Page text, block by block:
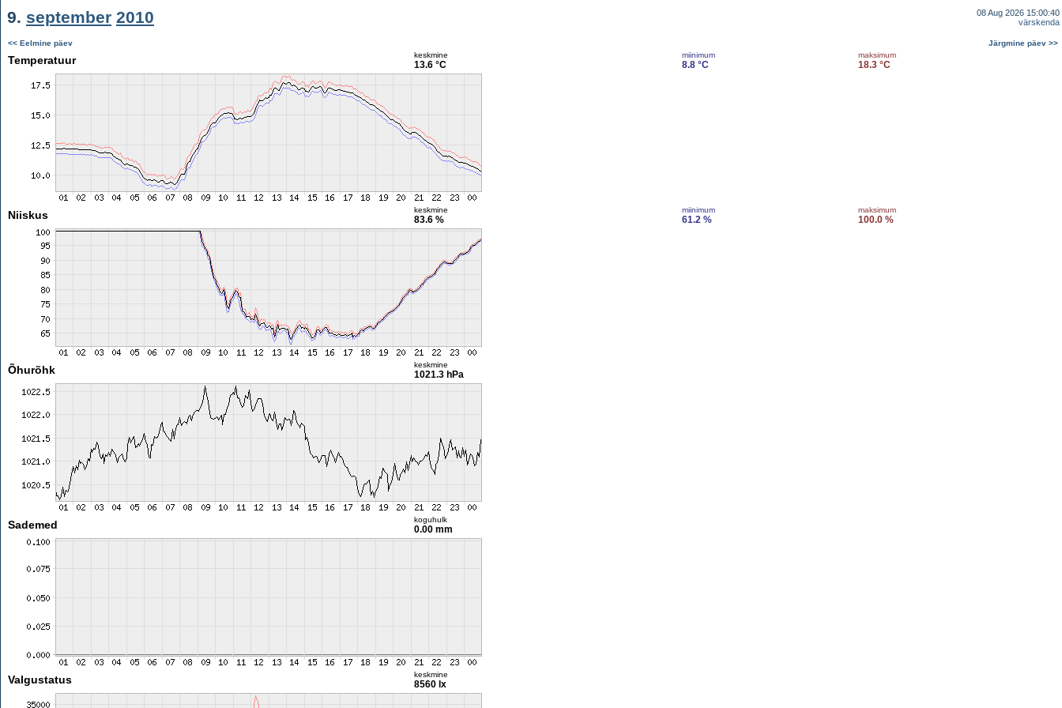
9. september 2010
08 Aug 2026 15:00:40
värskenda
<< Eelmine päev Järgmine päev >>
Temperatuur keskmine
13.6 °C
miinimum
8.8 °C
maksimum
18.3 °C
Niiskus keskmine
83.6 %
miinimum
61.2 %
maksimum
100.0 %
Õhurõhk keskmine
1021.3 hPa
Sademed koguhulk
0.00 mm
Valgustatus keskmine
8560 lx